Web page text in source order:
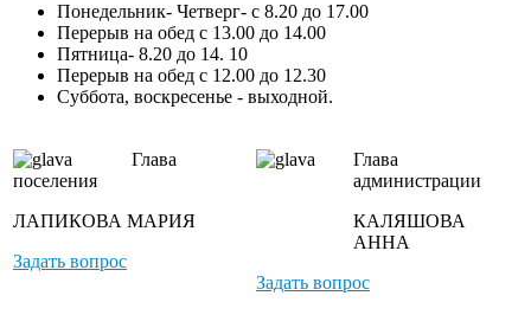
Понедельник- Четверг- с 8.20 до 17.00
Перерыв на обед с 13.00 до 14.00
Пятница- 8.20 до 14. 10
Перерыв на обед с 12.00 до 12.30
Суббота, воскресенье - выходной.
Глава
поселения
ЛАПИКОВА МАРИЯ
Задать вопрос
Глава
администрации
КАЛЯШОВА
АННА
Задать вопрос